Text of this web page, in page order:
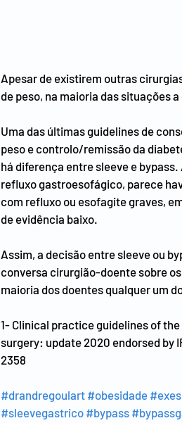
Apesar de existirem outras
de peso, na maioria das situações
Uma das últimas guidelines de
peso e controlo/remissão da
há diferença entre sleeve e
refluxo gastroesofágico, parece
com refluxo ou esofagite graves,
de evidência baixo.
Assim, a decisão entre sleeve ou
conversa cirurgião-doente sobre
maioria dos doentes qualquer um
1- Clinical practice guidelines of
surgery: update 2020 endorsed by
2358
#drandregoulart #obesidade
#sleevegastrico #bypass